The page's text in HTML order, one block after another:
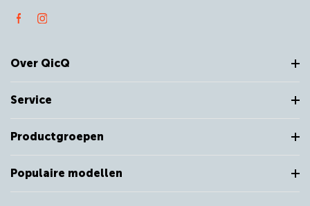
Over QicQ
Service
Productgroepen
Populaire modellen